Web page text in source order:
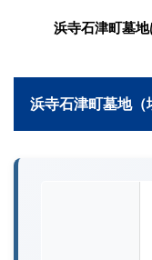
浜寺石津町墓地
浜寺石津町墓地（